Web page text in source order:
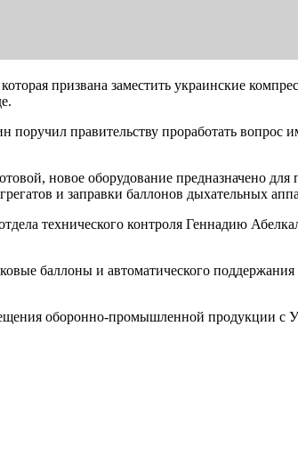
призвана заместить украинские
правительству проработать
новое оборудование предназначено
и заправки баллонов дыхательных
технического контроля Геннадию
баллоны и автоматического
оборонно-промышленной продукции с